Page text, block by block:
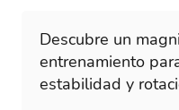
Descubre un
entrenamiento
estabilidad y